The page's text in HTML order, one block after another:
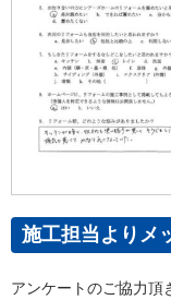
施工担当よりメ
アンケートのご協力頂